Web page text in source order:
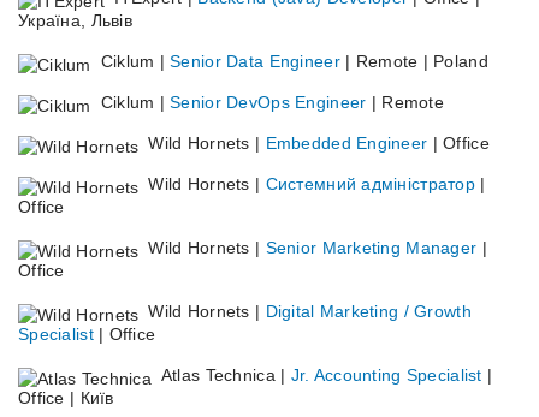
Україна, Львів
Ciklum |Senior Data Engineer| Remote | Poland
Ciklum |Senior DevOps Engineer | Remote
Wild Hornets | Embedded Engineer | Office
Wild Hornets | Системний адміністратор |
Office
Wild Hornets | Senior Marketing Manager |
Office
Wild Hornets | Digital Marketing / Growth
Specialist| Office
Atlas Technica | Jr. Accounting Specialist |
Office | Київ